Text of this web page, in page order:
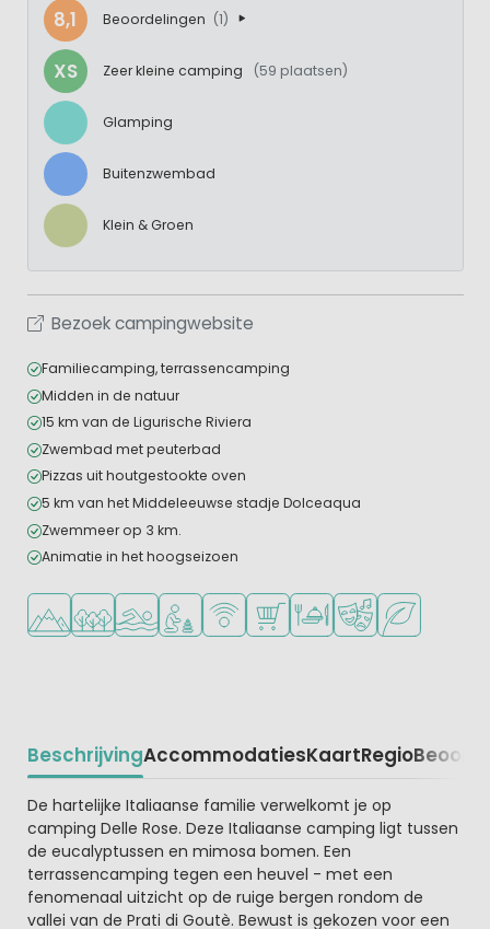
8,1 Beoordelingen (1)
XS Zeer kleine camping (59 plaatsen)
Glamping
Buitenzwembad
Klein & Groen
Bezoek campingwebsite
Familiecamping, terrassencamping
Midden in de natuur
15 km van de Ligurische Riviera
Zwembad met peuterbad
Pizzas uit houtgestookte oven
5 km van het Middeleeuwse stadje Dolceaqua
Zwemmeer op 3 km.
Animatie in het hoogseizoen
Ligt in de heuvels/bergen
Ligt in een bosrijke omgeving
Openlucht zwembad
Aanbevolen voor jonge kinderen
WiFi beschikbaar
Campingwinkel/Supermarkt
Restaurant of pizzeria
Groene ligging
BeschrijvingAccommodatiesKaartRegio
Beschrijving
De hartelijke Italiaanse familie verwelkomt je op
camping Delle Rose. Deze Italiaanse camping ligt tussen
de eucalyptussen en mimosa bomen. Een
terrassencamping tegen een heuvel - met een
fenomenaal uitzicht op de ruige bergen rondom de
vallei van de Prati di Goutè. Bewust is gekozen voor een